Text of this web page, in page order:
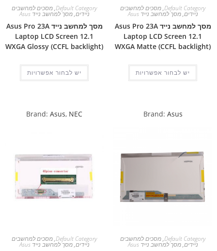
Default Category
,מסכים למחשבים
ניידים,מסך למחשב נייד Asus
מסך למחשב נייד Asus Pro 23A
Laptop LCD Screen 12.1
WXGA Matte (CCFL backlight)
יש לבחור אפשרויות
Default Category
,מסכים למחשבים
ניידים,מסך למחשב נייד Asus
מסך למחשב נייד Asus Pro 23A
Laptop LCD Screen 12.1
WXGA Glossy (CCFL backlight)
יש לבחור אפשרויות
Brand: Asus
Default Category
,מסכים למחשבים
ניידים,מסך למחשב נייד Asus
Brand: Asus, NEC
Default Category
,מסכים למחשבים
ניידים,מסך למחשב נייד Asus